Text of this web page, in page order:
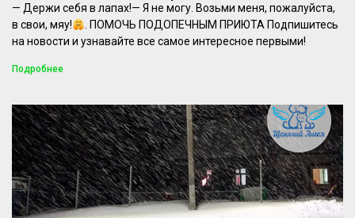
— Держи себя в лапах!— Я не могу. Возьми меня, пожалуйста,
в свои, мяу!
. ПОМОЧЬ ПОДОПЕЧНЫМ ПРИЮТА Подпишитесь
на новости и узнавайте все самое интересное первыми!
Подробнее